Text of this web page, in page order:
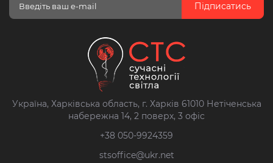
Підписатись
Україна, Харківська область, г. Харків 61010 Нетіченська
набережна 14, 2 поверх, 3 офіс
+38 050-9924359
stsoffice@ukr.net